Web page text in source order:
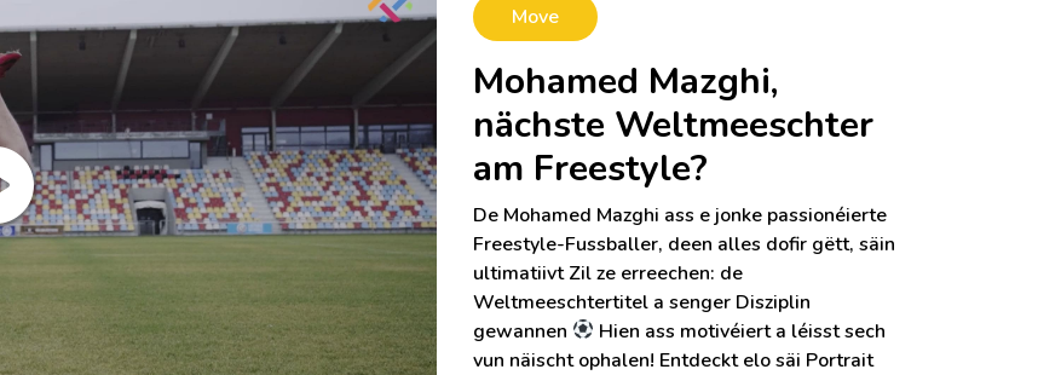
Move
Mohamed Mazghi,
nächste Weltmeeschter
am Freestyle?
De Mohamed Mazghi ass e jonke passionéierte
Freestyle-Fussballer, deen alles dofir gëtt, säin
ultimatiivt Zil ze erreechen: de
Weltmeeschtertitel a senger Disziplin
gewannen
Hien ass motivéiert a léisst sech
vun näischt ophalen! Entdeckt elo säi Portrait